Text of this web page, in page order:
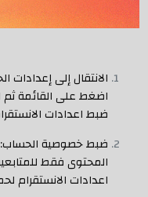
الانتقال إلى
اضغط على القائمة ثم
ضبط اعدادات
ضبط خصوصية
المحتوى فقط
اعدادات الانستقرام